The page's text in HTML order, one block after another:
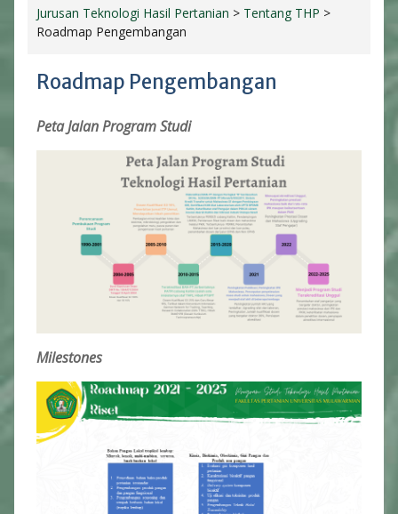
Jurusan Teknologi Hasil Pertanian > Tentang THP >
Roadmap Pengembangan
Roadmap Pengembangan
Peta Jalan Program Studi
Milestones